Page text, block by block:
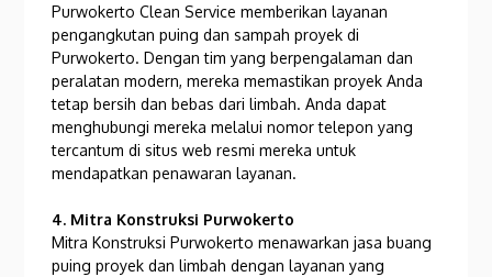
Purwokerto Clean Service memberikan layanan
pengangkutan puing dan sampah proyek di
Purwokerto. Dengan tim yang berpengalaman dan
peralatan modern, mereka memastikan proyek Anda
tetap bersih dan bebas dari limbah. Anda dapat
menghubungi mereka melalui nomor telepon yang
tercantum di situs web resmi mereka untuk
mendapatkan penawaran layanan.
4. Mitra Konstruksi Purwokerto
Mitra Konstruksi Purwokerto menawarkan jasa buang
puing proyek dan limbah dengan layanan yang